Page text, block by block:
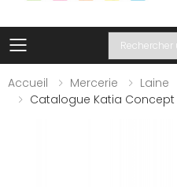
Toggle mobile
Recherche
Accueil
Mercerie Laine
Catalogue Katia Concept